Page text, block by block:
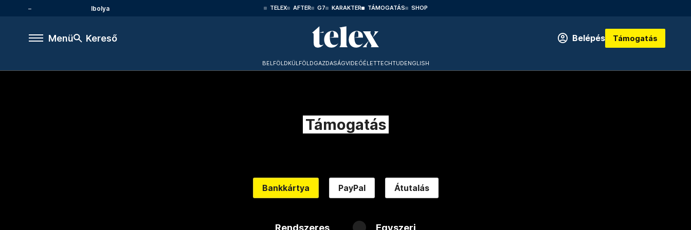
Ibolya TELEX AFTER G7 KARAKTER TÁMOGATÁS SHOP
Menü Kereső Belépés Támogatás
BELFÖLDKÜLFÖLDGAZDASÁGVIDEÓÉLETTECHTUDENGLISH
Támogatás
Bankkártya PayPal Átutalás
Rendszeres Egyszeri